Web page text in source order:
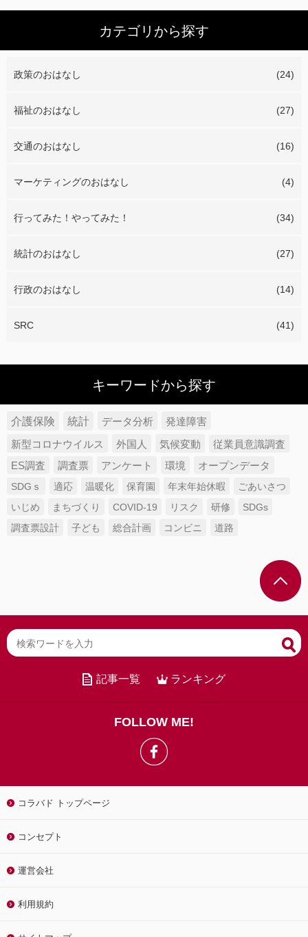
カテゴリから探す
政策のおはなし (24)
福祉のおはなし (27)
交通のおはなし (16)
マーケティングのおはなし (4)
行ってみた！やってみた！ (34)
統計のおはなし (27)
行政のおはなし (14)
SRC (41)
キーワードから探す
介護保険 統計 データ分析
発達障害
新型コロナウイルス
外国人 気候変動
従業員意識調査
ES調査
調査票 アンケート 環境
オープンデータ
SDGｓ
適応 温暖化 保育園 年末年始休暇
ごあいさつ
いじめ
まちづくり COVID-19 リスク 研修
SDGs
調査票設計
子ども 総合計画 コンビニ 道路
記事一覧 ランキング
FOLLOW ME!
コラバド トップページ
コンセプト
運営会社
利用規約